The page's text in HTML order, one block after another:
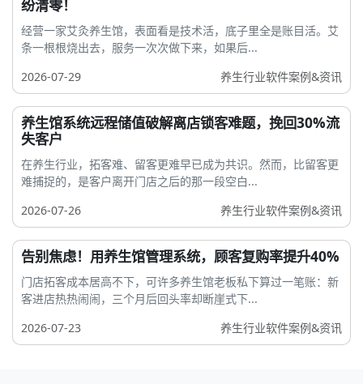
纷清零！
经营一家艾灸养生馆，表面看是技术活，底子里全是账目活。艾
条一根根烧出去，服务一次次做下来，如果后...
2026-07-29
养生行业软件案例&资讯
养生馆系统远程储值破解离店锁客难题，挽回30%流
失客户
在养生行业，拓客难、留客更难早已成为共识。然而，比留客更
难捕捉的，是客户离开门店之后的那一段空白...
2026-07-26
养生行业软件案例&资讯
告别焦虑！用养生馆管理系统，顾客复购率提升40%
门店拓客成本居高不下，可许多养生馆老板私下算过一笔账：新
客进店热热闹闹，三个月后回头率却断崖式下...
2026-07-23
养生行业软件案例&资讯